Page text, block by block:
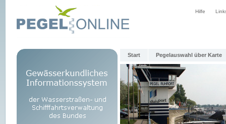
Hilfe
Start Pegelauswahl über Karte